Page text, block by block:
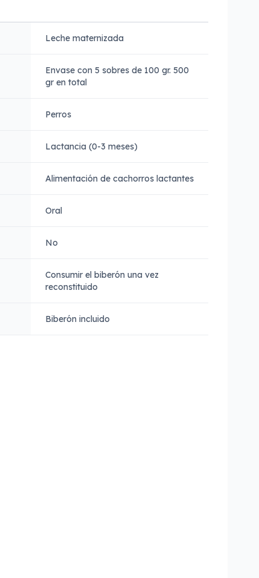
Leche maternizada
Envase con 5 sobres de 100 gr. 500
gr en total
Perros
Lactancia (0-3 meses)
Alimentación de cachorros lactantes
Oral
No
Consumir el biberón una vez
reconstituido
Biberón incluido